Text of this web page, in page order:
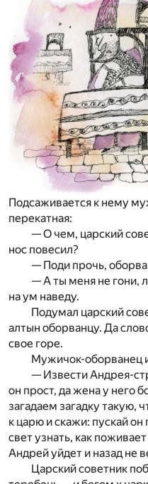
Подсаживается к нему
перекатная:
— О чем, царский
нос повесил?
— Поди прочь,
— А ты меня не гони,
на ум наведу.
Подумал царский
алтын оборванцу. Да
свое горе.
Мужичок-оборванец
— Извести Андрея-
он прост, да жена у него
загадаем загадку такую,
к царю и скажи: пускай
свет узнать, как
Андрей уйдет и назад не
Царский советник